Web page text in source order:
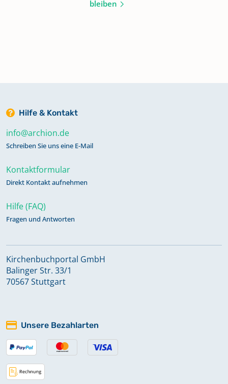
bleiben
Hilfe & Kontakt
info@archion.de
Schreiben Sie uns eine E-Mail
Kontaktformular
Direkt Kontakt aufnehmen
Hilfe (FAQ)
Fragen und Antworten
Kirchenbuchportal GmbH
Balinger Str. 33/1
70567 Stuttgart
Unsere Bezahlarten